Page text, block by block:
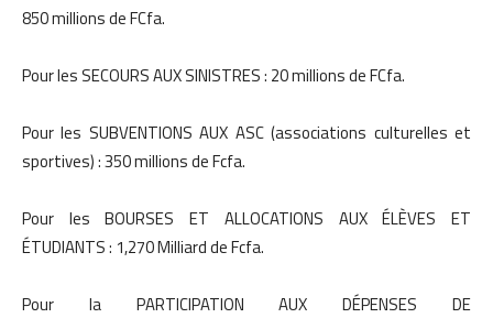
850 millions de FCfa.
Pour les SECOURS AUX SINISTRES : 20 millions de FCfa.
Pour les SUBVENTIONS AUX ASC (associations culturelles et
sportives) : 350 millions de Fcfa.
Pour les BOURSES ET ALLOCATIONS AUX ÉLÈVES ET
ÉTUDIANTS : 1,270 Milliard de Fcfa.
Pour la PARTICIPATION AUX DÉPENSES DE